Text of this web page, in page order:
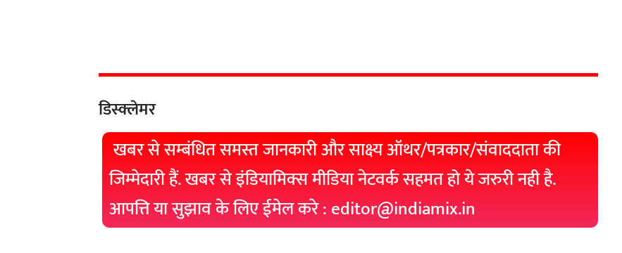
डिस्क्लेमर
खबर से सम्बंधित समस्त जानकारी और साक्ष्य ऑथर/पत्रकार/संवाददाता की
जिम्मेदारी हैं. खबर से इंडियामिक्स मीडिया नेटवर्क सहमत हो ये जरुरी नही है.
आपत्ति या सुझाव के लिए ईमेल करे : editor@indiamix.in